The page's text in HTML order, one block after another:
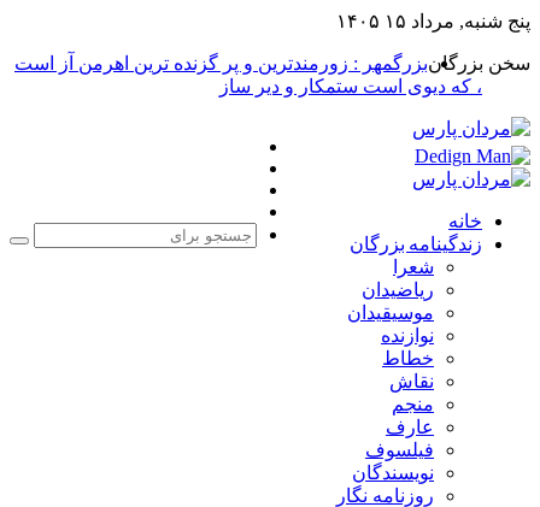
پنج شنبه, مرداد ۱۵ ۱۴۰۵
سخن بزرگانبزرگمهر : زورمندترین و پر گزنده ترین اهرمن آز است
، که دیوی است ستمکار و دیر ساز
خانه
زندگینامه بزرگان
شعرا
ریاضیدان
موسیقیدان
نوازنده
خطاط
نقاش
منجم
عارف
فیلسوف
نویسندگان
روزنامه نگار